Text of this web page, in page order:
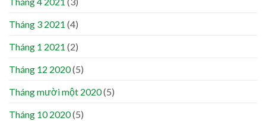
Tháng 3 2021 (4)
Tháng 1 2021 (2)
Tháng 12 2020(5)
Tháng mười một 2020(5)
Tháng 10 2020(5)